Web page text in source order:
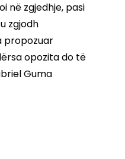
në zgjedhje, pasi
zgjodh
propozuar
opozita do të
Guma